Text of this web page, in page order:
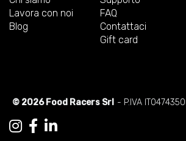
Lavora con noi
Blog
FAQ
Contattaci
Gift card
© 2026 Food Racers Srl - P.IVA